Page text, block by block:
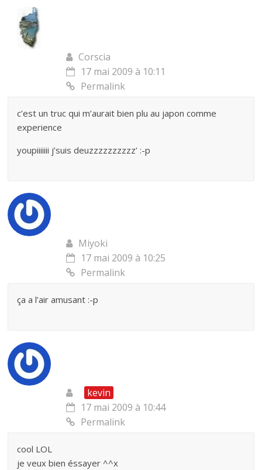
Corscia
17 mai 2009 à 10:11
Permalink
c’est un truc qui m’aurait bien plu au japon comme
experience
youpiiiiiii j’suis deuzzzzzzzzzz’ :-p
Miyoki
17 mai 2009 à 10:25
Permalink
ça a l’air amusant :-p
kevin
17 mai 2009 à 10:44
Permalink
cool LOL
je veux bien éssayer ^^x